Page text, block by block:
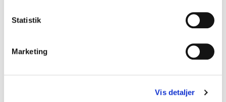
Statistik
Marketing
Vis detaljer